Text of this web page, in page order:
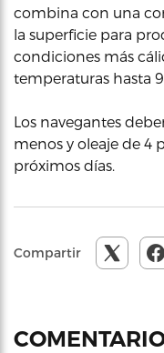
combina con una
la superficie para
condiciones más
temperaturas hasta
Los navegantes
menos y oleaje de 4
próximos días.
Compartir